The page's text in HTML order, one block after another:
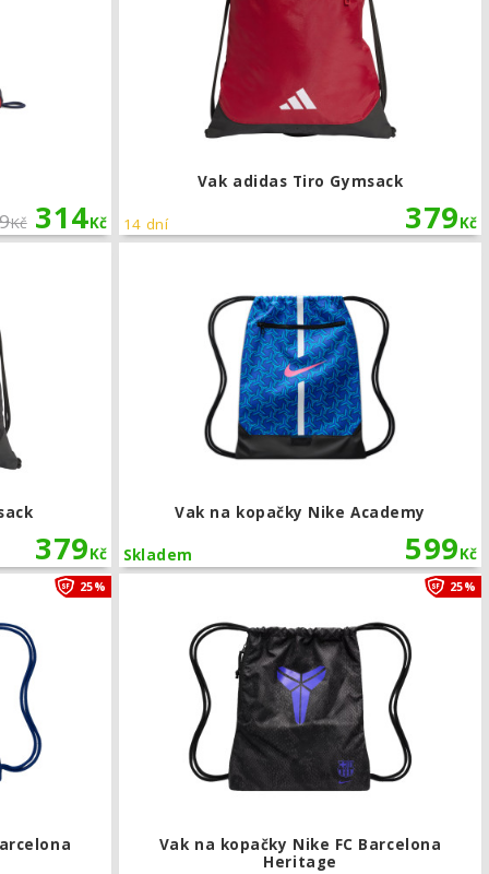
Kč 314Kč
Vak adidas Tiro Gymsack
379Kč
14 dní
379Kč
Vak na kopačky Nike Academy
599Kč
Skladem
Total 9025%
Vak na kopačky Nike FC Barcelona
Heritage
25%